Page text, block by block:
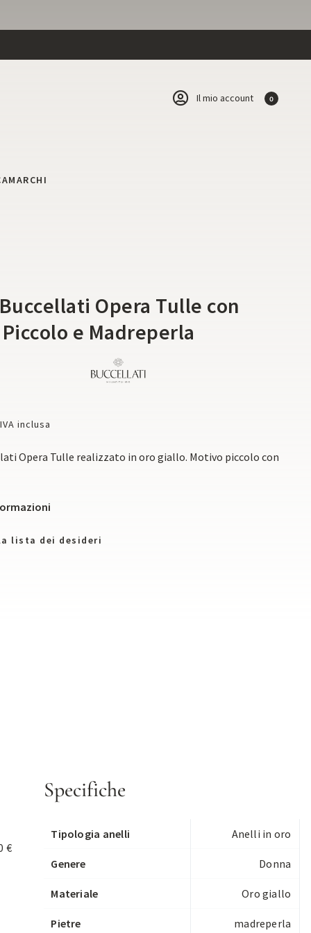
Il mio account 0
MARCHI
Opera Tulle con
e Madreperla
IVA inclusa
Opera Tulle realizzato in oro giallo. Motivo piccolo con
lista dei desideri
€
Specifiche
Tipologia anelli Anelli in oro
Genere Donna
Materiale Oro giallo
Pietre madreperla